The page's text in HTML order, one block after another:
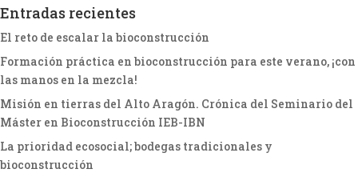
Entradas recientes
El reto de escalar la bioconstrucción
Formación práctica en bioconstrucción para este verano, ¡con
las manos en la mezcla!
Misión en tierras del Alto Aragón. Crónica del Seminario del
Máster en Bioconstrucción IEB-IBN
La prioridad ecosocial; bodegas tradicionales y
bioconstrucción